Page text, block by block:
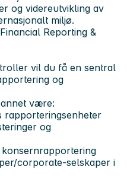
og videreutvikling av
miljø.
Reporting &
vil du få en sentral
og
være:
rapporteringsenheter
og
konsernrapportering
corporate-selskaper i